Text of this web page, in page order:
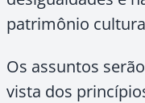
patrimônio
Os assuntos
vista dos